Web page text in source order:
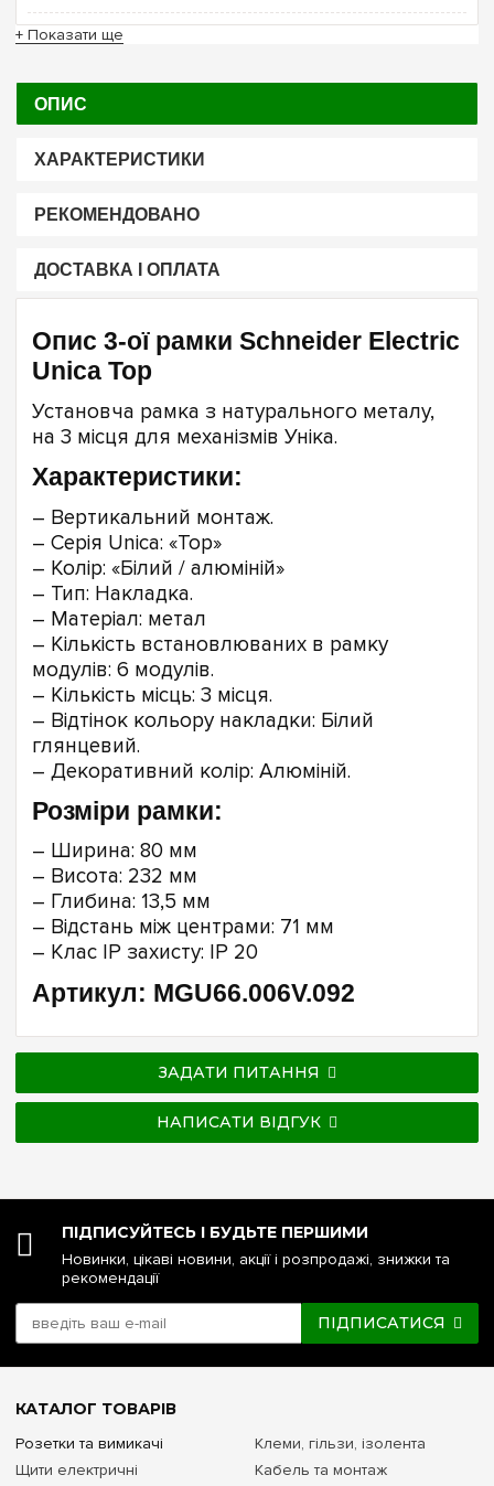
+ Показати ще
ОПИС
ХАРАКТЕРИСТИКИ
РЕКОМЕНДОВАНО
ДОСТАВКА І ОПЛАТА
Опис 3-ої рамки Schneider Electric
Unica Top
Установча рамка з натурального металу,
на 3 місця для механізмів Уніка.
Характеристики:
– Вертикальний монтаж.
– Серія Unica: «Top»
– Колір: «Білий / алюміній»
– Тип: Накладка.
– Матеріал: метал
– Кількість встановлюваних в рамку
модулів: 6 модулів.
– Кількість місць: 3 місця.
– Відтінок кольору накладки: Білий
глянцевий.
– Декоративний колір: Алюміній.
Розміри рамки:
– Ширина: 80 мм
– Висота: 232 мм
– Глибина: 13,5 мм
– Відстань між центрами: 71 мм
– Клас IP захисту: IP 20
Артикул: MGU66.006V.092
ЗАДАТИ ПИТАННЯ
НАПИСАТИ ВІДГУК
ПІДПИСУЙТЕСЬ І БУДЬТЕ ПЕРШИМИ
Новинки, цікаві новини, акції і розпродажі, знижки та
рекомендації
ПІДПИСАТИСЯ
КАТАЛОГ ТОВАРІВ
Розетки та вимикачі
Щити електричні
Клеми, гільзи, ізолента
Кабель та монтаж